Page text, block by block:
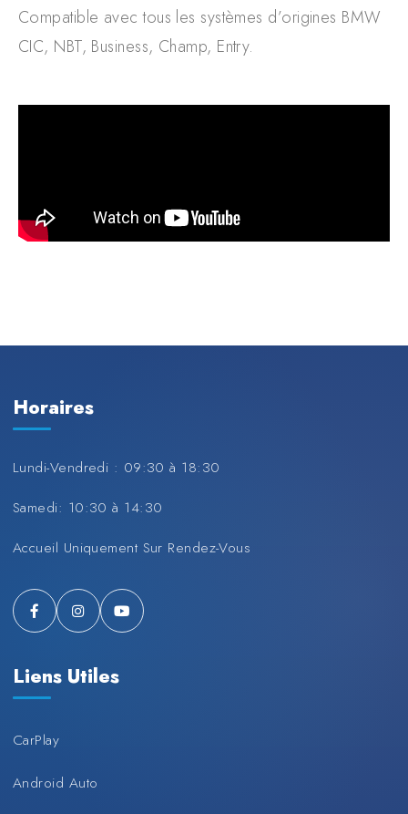
Compatible avec tous les systèmes d’origines BMW
CIC, NBT, Business, Champ, Entry.
Horaires
Lundi-Vendredi : 09:30 à 18:30
Samedi: 10:30 à 14:30
Accueil Uniquement Sur Rendez-Vous
Liens Utiles
CarPlay
Android Auto